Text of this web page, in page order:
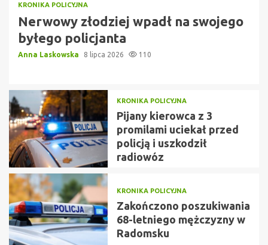
KRONIKA POLICYJNA
Nerwowy złodziej wpadł na swojego
byłego policjanta
Anna Laskowska 8 lipca 2026 110
KRONIKA POLICYJNA
Pijany kierowca z 3
promilami uciekał przed
policją i uszkodził
radiowóz
KRONIKA POLICYJNA
Zakończono poszukiwania
68-letniego mężczyzny w
Radomsku